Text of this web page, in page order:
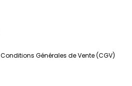
Conditions Générales de Vente (CGV)